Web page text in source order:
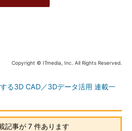
Copyright © ITmedia, Inc. All Rights Reserved.
る3D CAD／3Dデータ活用 連載一
記事が 7 件あります